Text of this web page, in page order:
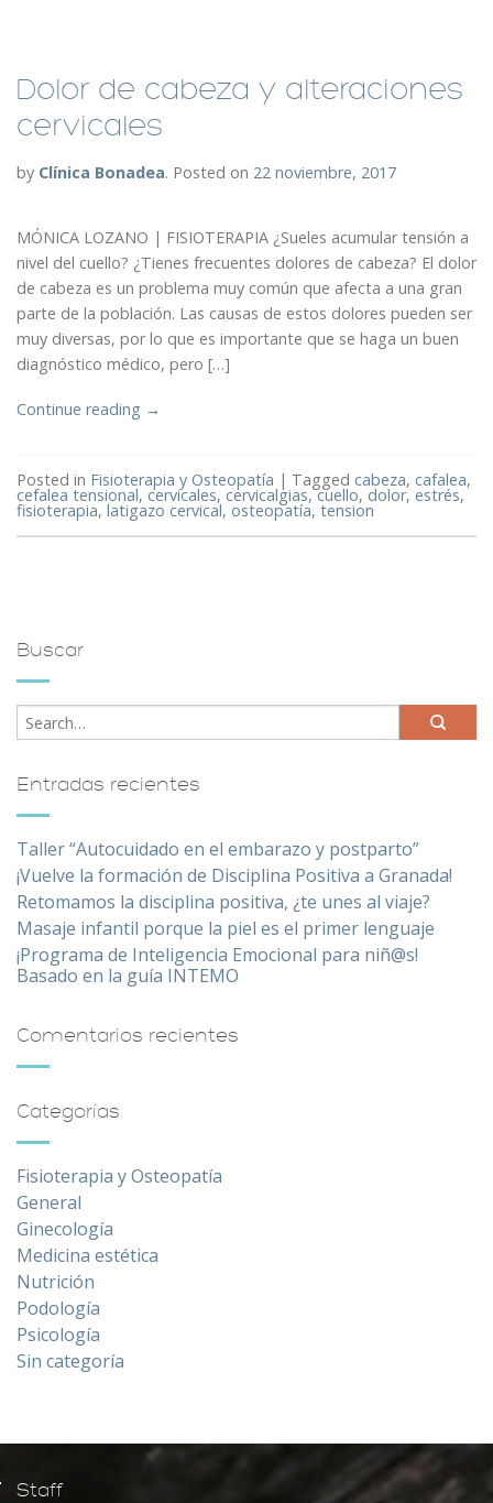
Dolor de cabeza y alteraciones
cervicales
by Clínica Bonadea. Posted on 22 noviembre, 2017
MÓNICA LOZANO | FISIOTERAPIA ¿Sueles acumular tensión a
nivel del cuello? ¿Tienes frecuentes dolores de cabeza? El dolor
de cabeza es un problema muy común que afecta a una gran
parte de la población. Las causas de estos dolores pueden ser
muy diversas, por lo que es importante que se haga un buen
diagnóstico médico, pero […]
Continue reading →
Posted in Fisioterapia y Osteopatía | Tagged cabeza, cafalea,
cefalea tensional, cervicales, cervicalgias,cuello, dolor, estrés,
fisioterapia, latigazo cervical, osteopatía, tension
Buscar
Entradas recientes
Taller “Autocuidado en el embarazo y postparto”
¡Vuelve la formación de Disciplina Positiva a Granada!
Retomamos la disciplina positiva, ¿te unes al viaje?
Masaje infantil porque la piel es el primer lenguaje
¡Programa de Inteligencia Emocional para niñ@s!
Basado en la guía INTEMO
Comentarios recientes
Categorías
Fisioterapia y Osteopatía
General
Ginecología
Medicina estética
Nutrición
Podología
Psicología
Sin categoría
Staff